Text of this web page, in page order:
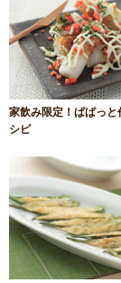
家飲み限定！ぱぱっと
シピ